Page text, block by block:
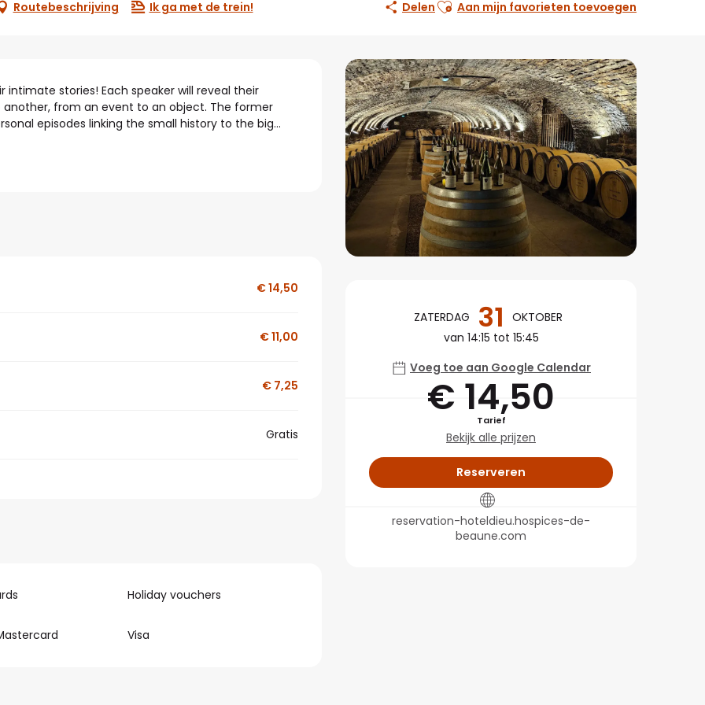
Routebeschrijving Ik ga met de trein! Delen Aan mijn favorieten toevoegen
Openingstijden en
ZATERDAG 31
OKTOBER
van 14:15 tot 15:45
Voeg toe aan Google Calendar
€ 14,50
Tarief
Bekijk alle prijzen
Reserveren
reservation-hoteldieu.hospices-de-
beaune.com
stories! Each speaker will reveal their
from an event to an object. The former
episodes linking the small history to the big...
€ 14,50
€ 11,00
€ 7,25
Gratis
Holiday vouchers
Visa